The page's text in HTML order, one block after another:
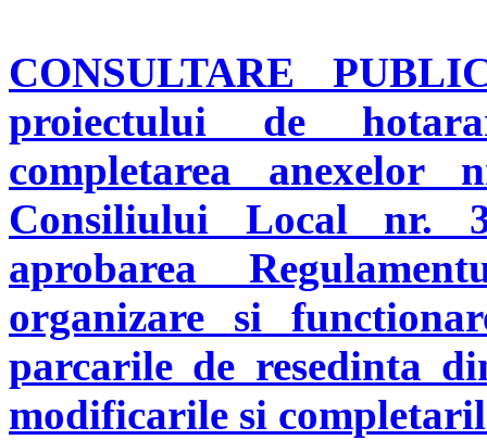
CONSULTARE
proiectului de
completarea
Consiliului Local nr.
aprobarea
organizare si
parcarile de resedinta
modificarile si